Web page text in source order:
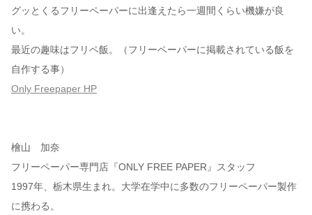
グッとくるフリーペーパーに出逢えたら一週間くらい機嫌が良
い。
最近の趣味はフリペ飯。（フリーペーパーに掲載されている飯を
自作する事）
Only Freepaper HP
檜山 加奈
フリーペーパー専門店『ONLY FREE PAPER』スタッフ
1997年、栃木県生まれ。大学在学中に多数のフリーペーパー製作
に携わる。